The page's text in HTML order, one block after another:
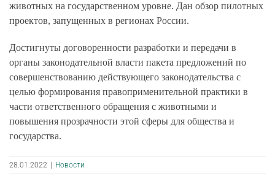
животных на государственном уровне. Дан обзор пилотных
проектов, запущенных в регионах России.
Достигнуты договоренности разработки и передачи в
органы законодательной власти пакета предложений по
совершенствованию действующего законодательства с
целью формирования правоприменительной практики в
части ответственного обращения с животными и
повышения прозрачности этой сферы для общества и
государства.
28.01.2022 Новости